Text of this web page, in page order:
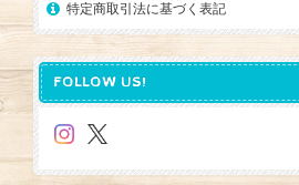
特定商取引法に基づく表記
FOLLOW US!